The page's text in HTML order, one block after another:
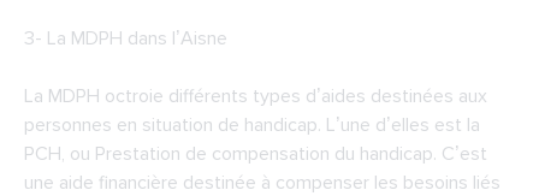
3- La MDPH dans l’Aisne
La MDPH octroie différents types d’aides destinées aux
personnes en situation de handicap. L’une d’elles est la
PCH, ou Prestation de compensation du handicap. C’est
une aide financière destinée à compenser les besoins liés